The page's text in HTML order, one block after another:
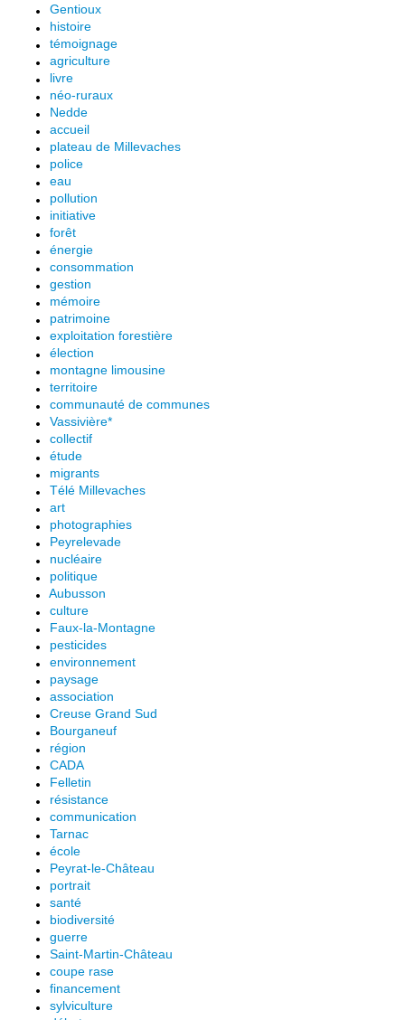
Gentioux
histoire
témoignage
agriculture
livre
néo-ruraux
Nedde
accueil
plateau de Millevaches
police
eau
pollution
initiative
forêt
énergie
consommation
gestion
mémoire
patrimoine
exploitation forestière
élection
montagne limousine
territoire
communauté de communes
Vassivière*
collectif
étude
migrants
Télé Millevaches
art
photographies
Peyrelevade
nucléaire
politique
Aubusson
culture
Faux-la-Montagne
pesticides
environnement
paysage
association
Creuse Grand Sud
Bourganeuf
région
CADA
Felletin
résistance
communication
Tarnac
école
Peyrat-le-Château
portrait
santé
biodiversité
guerre
Saint-Martin-Château
coupe rase
financement
sylviculture